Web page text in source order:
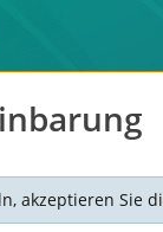
akzeptieren Sie